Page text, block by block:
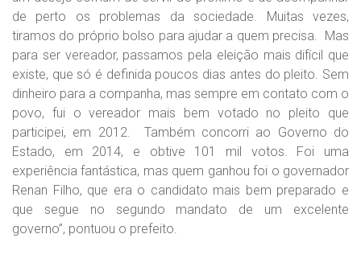
de perto os problemas da sociedade. Muitas vezes,
tiramos do próprio bolso para ajudar a quem precisa. Mas
para ser vereador, passamos pela eleição mais difícil que
existe, que só é definida poucos dias antes do pleito. Sem
dinheiro para a companha, mas sempre em contato com o
povo, fui o vereador mais bem votado no pleito que
participei, em 2012. Também concorri ao Governo do
Estado, em 2014, e obtive 101 mil votos. Foi uma
experiência fantástica, mas quem ganhou foi o governador
Renan Filho, que era o candidato mais bem preparado e
que segue no segundo mandato de um excelente
governo”, pontuou o prefeito.